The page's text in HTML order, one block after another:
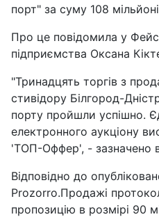
порт" за суму 108
Про це повідомила у
підприємства Оксана
"Тринадцять торгів з
стивідору Білгород-
порту пройшли успішно.
електронного аукціону
'ТОП-Оффер', - зазначено в
Відповідно до
Prozorro.Продажі
пропозицію в розмірі 90